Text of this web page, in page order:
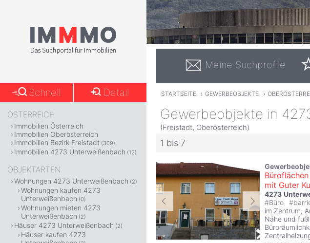
Meine Suchprofile
STARTSEITE › GEWERBEOBJEKTE ›
Gewerbeobjekte in
(Freistadt, Oberösterreich)
1 bis 7
mit Guter
4273
#Büro #
im Zentrum,
Nähe und
Schnell Detail
ÖSTERREICH
Immobilien Österreich
Immobilien Oberösterreich
Immobilien Bezirk Freistadt (309)
Immobilien 4273 Unterweißenbach (12)
OBJEKTARTEN
Wohnungen 4273 Unterweißenbach (2)
Wohnungen kaufen 4273
Unterweißenbach (0)
Wohnungen mieten 4273
Unterweißenbach (2)
Häuser 4273 Unterweißenbach (2)
Häuser kaufen 4273